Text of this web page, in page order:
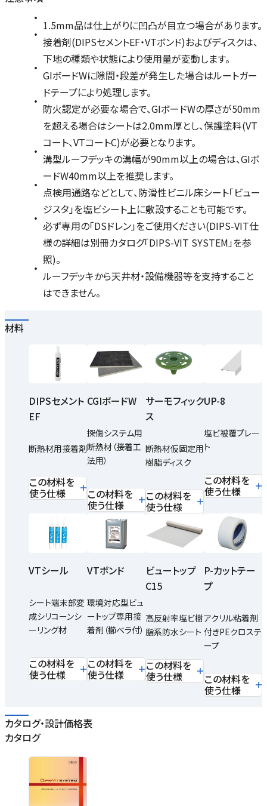
1.5mm品は仕上がりに凹凸が目立つ場合があります。
接着剤(DIPSセメントEF・VTボンド)およびディスクは、
下地の種類や状態により使用量が変動します。
GIボードWに隙間・段差が発生した場合はルートガー
ドテープにより処理します。
防火認定が必要な場合で、GIボードWの厚さが50mm
を超える場合はシートは2.0mm厚とし、保護塗料(VT
コート、VTコートC)が必要となります。
溝型ルーフデッキの溝幅が90mm以上の場合は、GIボ
ードW40mm以上を推奨します。
点検用通路などとして、防滑性ビニル床シート「ビュー
ジスタ」を塩ビシート上に敷設することも可能です。
必ず専用の「DSドレン」をご使用ください(DIPS-VIT仕
様の詳細は別冊カタログ「DIPS-VIT SYSTEM」を参
照)。
ルーフデッキから天井材・設備機器等を支持すること
はできません。
材料
DIPSセメント
EF
断熱材用接着剤
この材料を
使う仕様
CGIボードW
探傷システム用
断熱材（接着工
法用）
この材料を
使う仕様
サーモフィック
ス
断熱材仮固定用
樹脂ディスク
この材料を
使う仕様
UP-8
塩ビ被覆プレー
ト
この材料を
使う仕様
VTシール
シート端末部変
成シリコーンシ
ーリング材
この材料を
使う仕様
VTボンド
環境対応型ビュ
ートップ専用接
着剤（櫛ベラ付）
この材料を
使う仕様
ビュートップ
C15
高反射率塩ビ樹
脂系防水シート
この材料を
使う仕様
P-カットテー
プ
アクリル粘着剤
付きPEクロステ
ープ
この材料を
使う仕様
カタログ・設計価格表
カタログ